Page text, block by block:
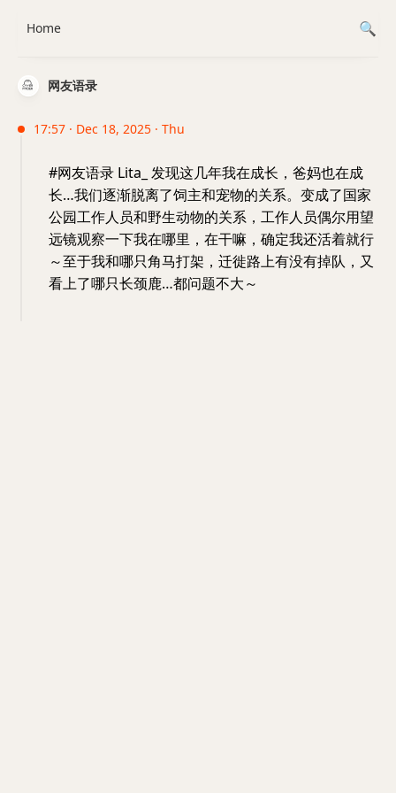
网友语录
17:57 · Dec 18, 2025 · Thu
#网友语录 Lita_ 发现这几年我在成长，爸妈也在成
长…我们逐渐脱离了饲主和宠物的关系。变成了国家
公园工作人员和野生动物的关系，工作人员偶尔用望
远镜观察一下我在哪里，在干嘛，确定我还活着就行
～至于我和哪只角马打架，迁徙路上有没有掉队，又
看上了哪只长颈鹿…都问题不大～
Home